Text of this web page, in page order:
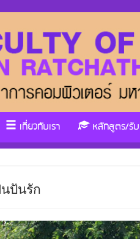
เกี่ยวกับเรา หลักสูตร/รับ
ปันรัก